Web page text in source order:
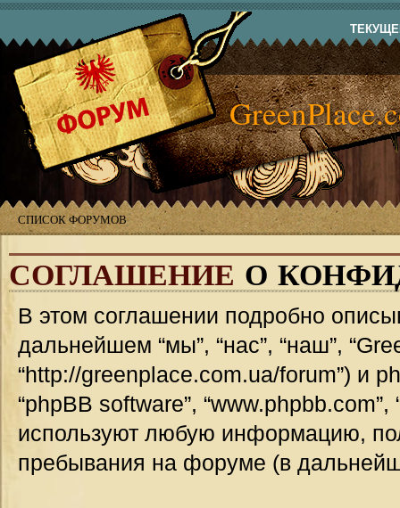
СПИСОК ФОРУМОВ
СОГЛАШЕНИЕ О
В этом соглашении подробно
дальнейшем “мы”, “нас”, “наш”,
“http://greenplace.com.ua/forum”) и
“phpBB software”, “www.phpbb.com”,
используют любую информацию,
пребывания на форуме (в